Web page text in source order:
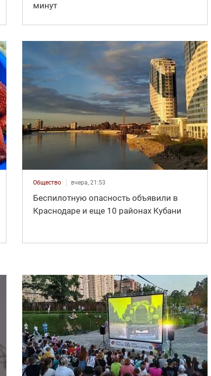
минут
Общество вчера, 21:53
Беспилотную опасность объявили в
Краснодаре и еще 10 районах Кубани